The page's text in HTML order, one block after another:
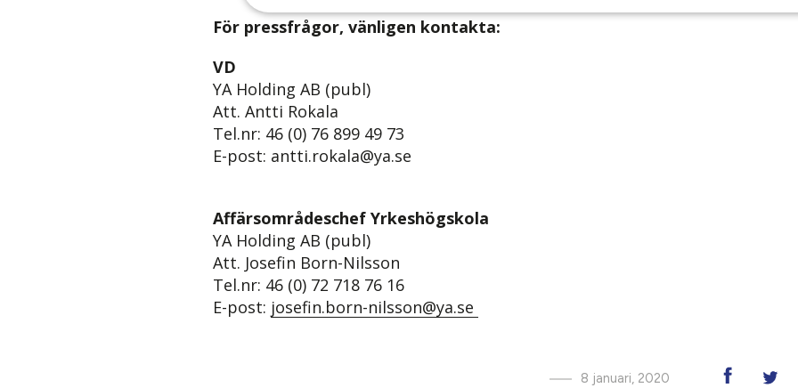
För pressfrågor, vänligen kontakta:
VD
YA Holding AB (publ)
Att. Antti Rokala
Tel.nr: 46 (0) 76 899 49 73
E-post: antti.rokala@ya.se
Affärsområdeschef Yrkeshögskola
YA Holding AB (publ)
Att. Josefin Born-Nilsson
Tel.nr: 46 (0) 72 718 76 16
E-post: josefin.born-nilsson@ya.se
8 januari, 2020